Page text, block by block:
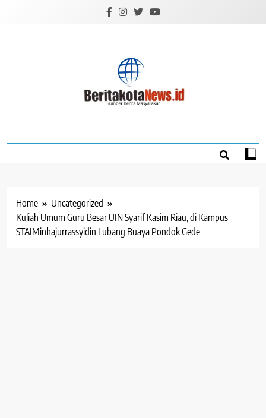
Home
Uncategorized
Kuliah Umum Guru Besar UIN Syarif Kasim Riau, di Kampus
STAIMinhajurrassyidin Lubang Buaya Pondok Gede